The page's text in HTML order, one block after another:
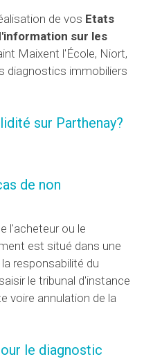
de vos Etats
sur les
Maixent l'École, Niort,
diagnostics immobiliers
sur Parthenay?
de non
l'acheteur ou le
est situé dans une
responsabilité du
le tribunal d'instance
voire annulation de la
le diagnostic